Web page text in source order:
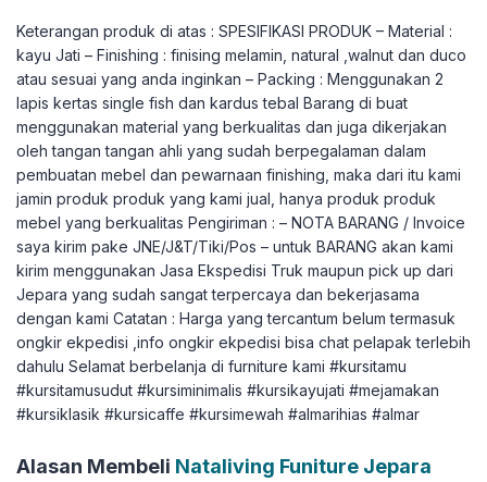
Keterangan produk di atas : SPESIFIKASI PRODUK – Material :
kayu Jati – Finishing : finising melamin, natural ,walnut dan duco
atau sesuai yang anda inginkan – Packing : Menggunakan 2
lapis kertas single fish dan kardus tebal Barang di buat
menggunakan material yang berkualitas dan juga dikerjakan
oleh tangan tangan ahli yang sudah berpegalaman dalam
pembuatan mebel dan pewarnaan finishing, maka dari itu kami
jamin produk produk yang kami jual, hanya produk produk
mebel yang berkualitas Pengiriman : – NOTA BARANG / Invoice
saya kirim pake JNE/J&T/Tiki/Pos – untuk BARANG akan kami
kirim menggunakan Jasa Ekspedisi Truk maupun pick up dari
Jepara yang sudah sangat terpercaya dan bekerjasama
dengan kami Catatan : Harga yang tercantum belum termasuk
ongkir ekpedisi ,info ongkir ekpedisi bisa chat pelapak terlebih
dahulu Selamat berbelanja di furniture kami #kursitamu
#kursitamusudut #kursiminimalis #kursikayujati #mejamakan
#kursiklasik #kursicaffe #kursimewah #almarihias #almar
Alasan Membeli Nataliving Funiture Jepara